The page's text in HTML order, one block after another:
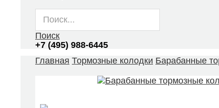
Поиск
+7 (495) 988-6445
Главная Тормозные колодки Барабанные